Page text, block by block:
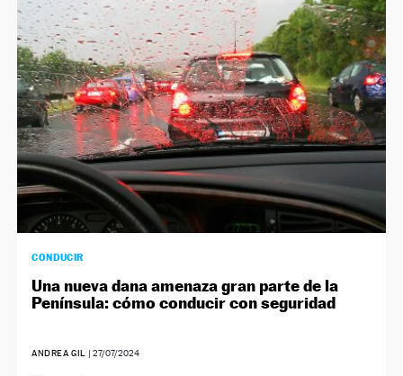
CONDUCIR
Una nueva dana amenaza gran parte de la
Península: cómo conducir con seguridad
ANDREA GIL | 27/07/2024